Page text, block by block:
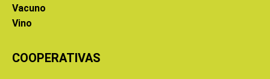
Vacuno
Vino
COOPERATIVAS